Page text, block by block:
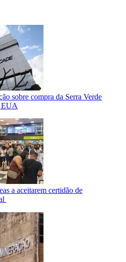
sobre compra da Serra Verde
EUA
a aceitarem certidão de